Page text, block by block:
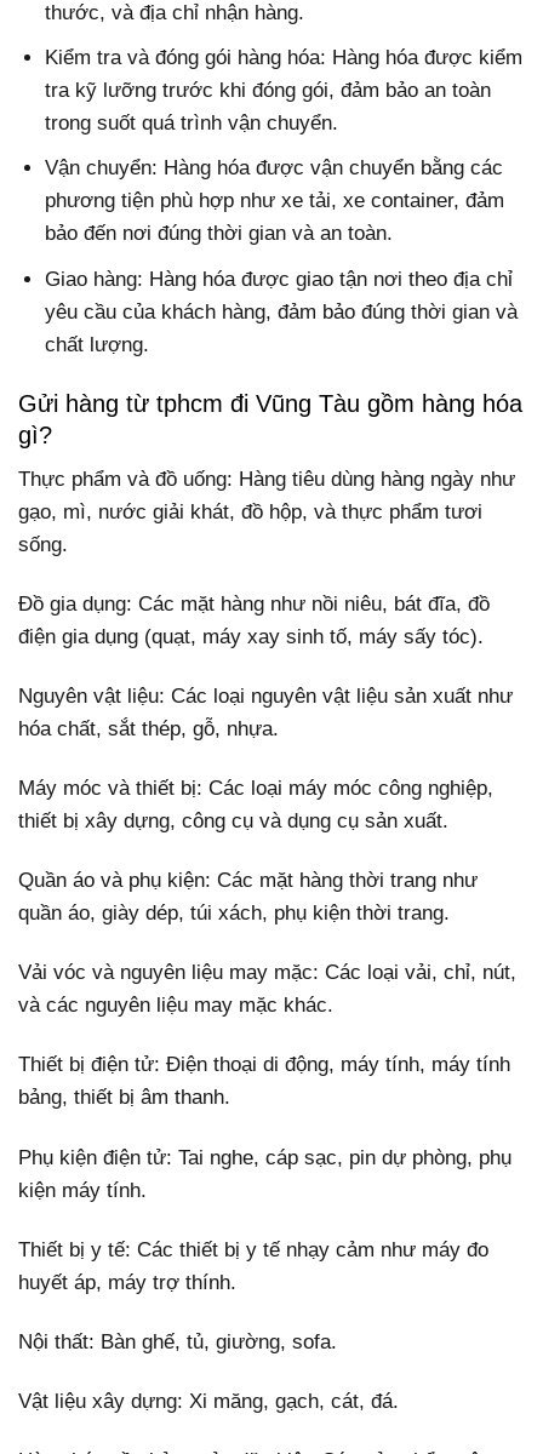
thước, và địa chỉ nhận hàng.
Kiểm tra và đóng gói hàng hóa: Hàng hóa được kiểm
tra kỹ lưỡng trước khi đóng gói, đảm bảo an toàn
trong suốt quá trình vận chuyển.
Vận chuyển: Hàng hóa được vận chuyển bằng các
phương tiện phù hợp như xe tải, xe container, đảm
bảo đến nơi đúng thời gian và an toàn.
Giao hàng: Hàng hóa được giao tận nơi theo địa chỉ
yêu cầu của khách hàng, đảm bảo đúng thời gian và
chất lượng.
Gửi hàng từ tphcm đi Vũng Tàu gồm hàng hóa
gì?
Thực phẩm và đồ uống: Hàng tiêu dùng hàng ngày như
gạo, mì, nước giải khát, đồ hộp, và thực phẩm tươi
sống.
Đồ gia dụng: Các mặt hàng như nồi niêu, bát đĩa, đồ
điện gia dụng (quạt, máy xay sinh tố, máy sấy tóc).
Nguyên vật liệu: Các loại nguyên vật liệu sản xuất như
hóa chất, sắt thép, gỗ, nhựa.
Máy móc và thiết bị: Các loại máy móc công nghiệp,
thiết bị xây dựng, công cụ và dụng cụ sản xuất.
Quần áo và phụ kiện: Các mặt hàng thời trang như
quần áo, giày dép, túi xách, phụ kiện thời trang.
Vải vóc và nguyên liệu may mặc: Các loại vải, chỉ, nút,
và các nguyên liệu may mặc khác.
Thiết bị điện tử: Điện thoại di động, máy tính, máy tính
bảng, thiết bị âm thanh.
Phụ kiện điện tử: Tai nghe, cáp sạc, pin dự phòng, phụ
kiện máy tính.
Thiết bị y tế: Các thiết bị y tế nhạy cảm như máy đo
huyết áp, máy trợ thính.
Nội thất: Bàn ghế, tủ, giường, sofa.
Vật liệu xây dựng: Xi măng, gạch, cát, đá.